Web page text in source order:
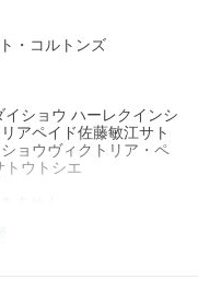
・コルトンズ
ショウ ハーレクインシ
アペイド佐藤敏江サト
ョウヴィクトリア・ペ
ウトシエ